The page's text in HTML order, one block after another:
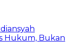
Hukum, Bukan